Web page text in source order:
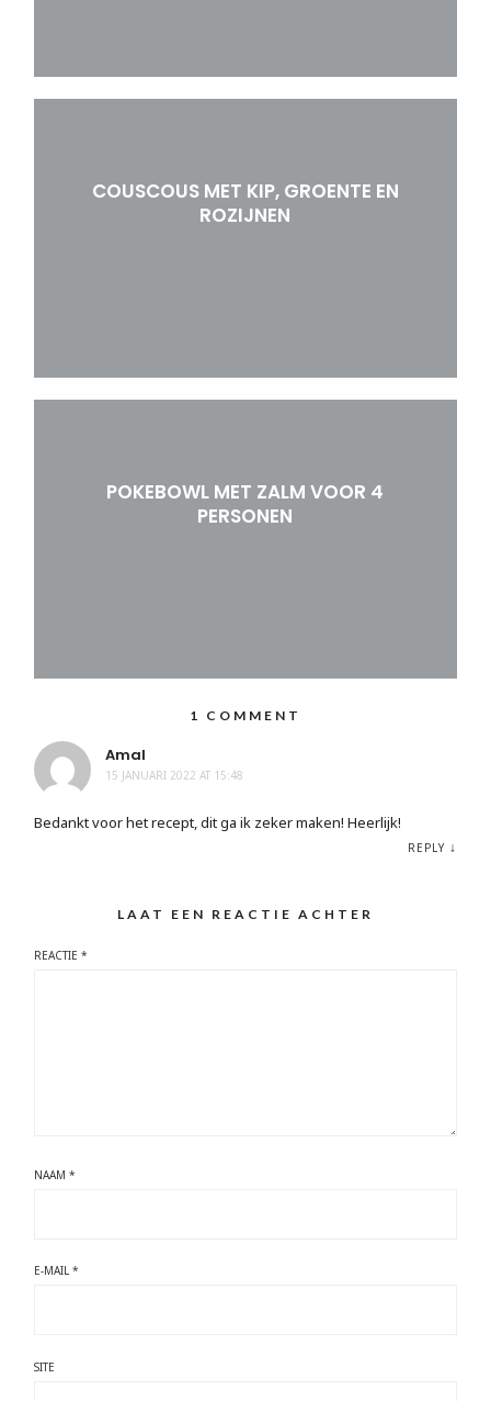
COUSCOUS MET KIP, GROENTE EN
ROZIJNEN
POKEBOWL MET ZALM VOOR 4
PERSONEN
1 COMMENT
Amal
15 JANUARI 2022 AT 15:48
Bedankt voor het recept, dit ga ik zeker maken! Heerlijk!
REPLY ↓
LAAT EEN REACTIE ACHTER
REACTIE*
NAAM*
E-MAIL*
SITE